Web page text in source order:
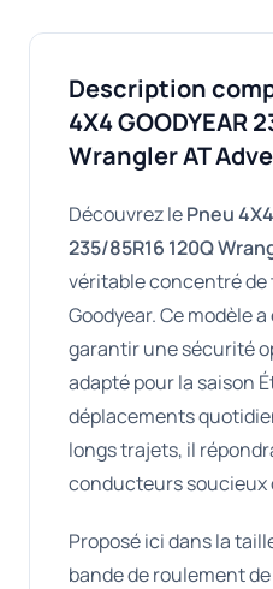
Description
4X4 GOODYEAR
Wrangler AT
Découvrez lePneu
235/85R16 120Q
véritable concentré
Goodyear. Ce modèle
garantir une sécurité
adapté pour la saison
déplacements
longs trajets, il
conducteurs soucieux
Proposé ici dans la
bande de roulement